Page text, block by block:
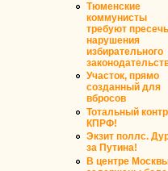
Тюменские
коммунисты
требуют пресечь
нарушения
избирательного
Участок, прямо
созданный для
вбросов
Тотальный
КПРФ!
Экзит поллс.
за Путина!
В центре